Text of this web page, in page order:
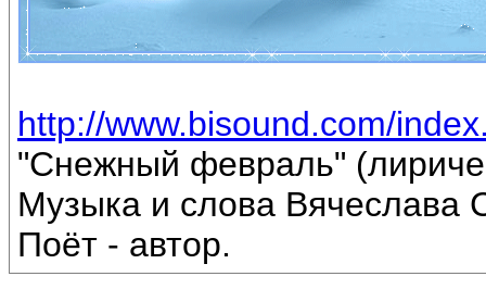
http://www.bisound.com/
"Снежный февраль"
Музыка и слова Вячеслава
Поёт - автор.